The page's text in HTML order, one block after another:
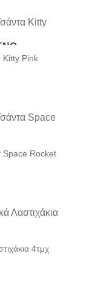
Kitty Pink
Space Rocket
4τμχ